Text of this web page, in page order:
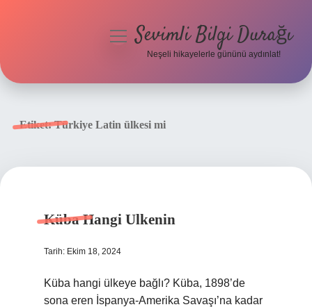
menüyüSevimli Bilgi Durağı
Neşeli hikayelerle gününü aydınlat!
Etiket:Türkiye Latin ülkesi mi
Küba Hangi Ulkenin
Tarih: Ekim 18, 2024
Küba hangi ülkeye bağlı? Küba, 1898’de
sona eren İspanya-Amerika Savaşı’na kadar